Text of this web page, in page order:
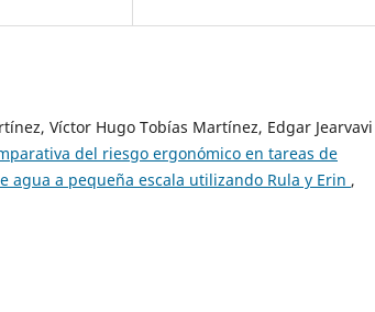
Víctor Hugo Tobías Martínez, Edgar Jearvavi
del riesgo ergonómico en tareas de
a pequeña escala utilizando Rula y Erin ,